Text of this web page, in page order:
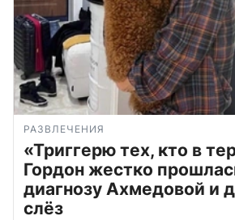
РАЗВЛЕЧЕНИЯ
«Триггерю тех, кто в
Гордон жестко
диагнозу Ахмедовой и
слёз